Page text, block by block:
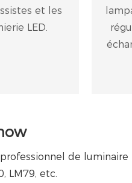
et les
LED.
de luminaire
LM79, etc.